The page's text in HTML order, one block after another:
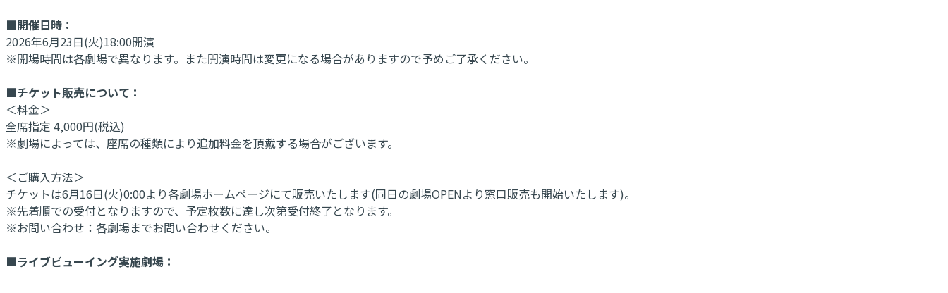
■開催日時：
2026年6月23日(火)18:00開演
※開場時間は各劇場で異なります。また開演時間は変更になる場合がありますので予めご了承ください。
■チケット販売について：
＜料金＞
全席指定 4,000円(税込)
※劇場によっては、座席の種類により追加料金を頂戴する場合がございます。
＜ご購入方法＞
チケットは6月16日(火)0:00より各劇場ホームページにて販売いたします(同日の劇場OPENより窓口販売も開始いたします)。
※先着順での受付となりますので、予定枚数に達し次第受付終了となります。
※お問い合わせ：各劇場までお問い合わせください。
■ライブビューイング実施劇場：